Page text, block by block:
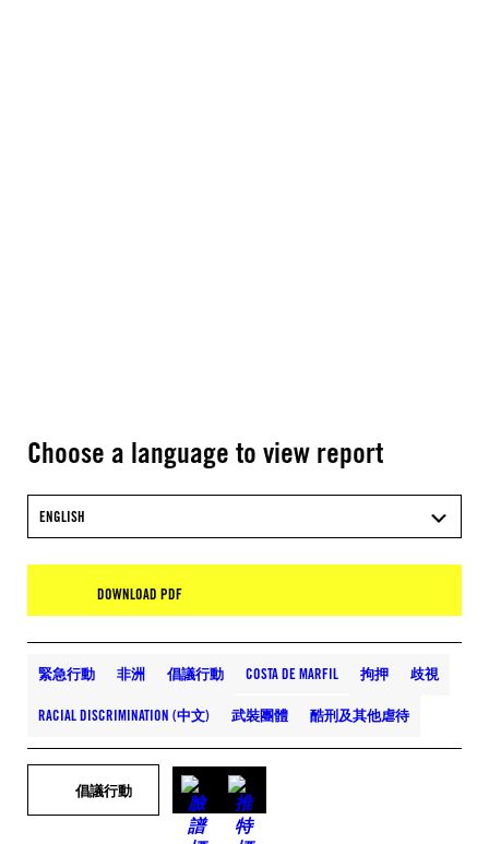
Choose a language to view report
ENGLISH
DOWNLOAD PDF
緊急行動 非洲 倡議行動 COSTA DE MARFIL 拘押 歧視
RACIAL DISCRIMINATION (中文) 武裝團體 酷刑及其他虐待
倡議行動